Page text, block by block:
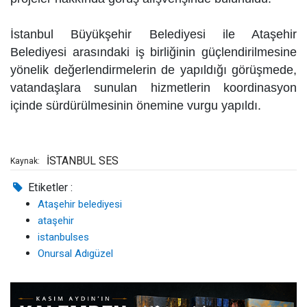
İstanbul Büyükşehir Belediyesi ile Ataşehir
Belediyesi arasındaki iş birliğinin güçlendirilmesine
yönelik değerlendirmelerin de yapıldığı görüşmede,
vatandaşlara sunulan hizmetlerin koordinasyon
içinde sürdürülmesinin önemine vurgu yapıldı.
Kaynak: İSTANBUL SES
Etiketler :
Ataşehir belediyesi
ataşehir
istanbulses
Onursal Adıgüzel